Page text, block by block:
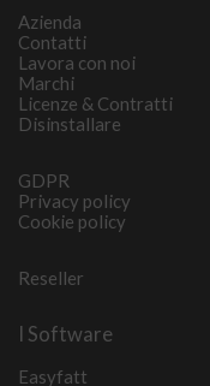
Azienda
Contatti
Lavora con noi
Marchi
Licenze & Contratti
Disinstallare
GDPR
Privacy policy
Cookie policy
Reseller
I Software
Easyfatt